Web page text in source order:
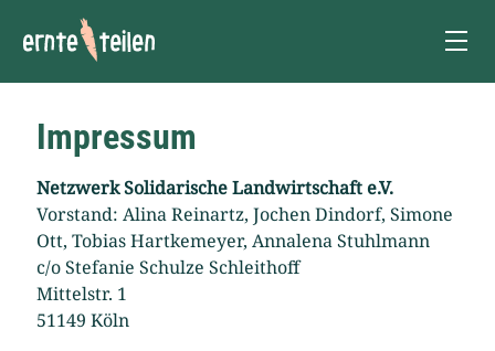
Impressum
Netzwerk Solidarische Landwirtschaft e.V.
Vorstand: Alina Reinartz, Jochen Dindorf, Simone
Ott, Tobias Hartkemeyer, Annalena Stuhlmann
c/o Stefanie Schulze Schleithoff
Mittelstr. 1
51149 Köln